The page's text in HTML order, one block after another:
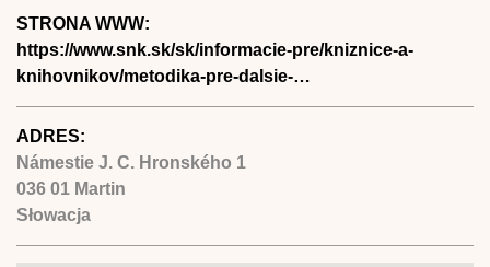
STRONA WWW:
https://www.snk.sk/sk/informacie-pre/kniznice-a-
knihovnikov/metodika-pre-dalsie-…
ADRES:
Námestie J. C. Hronského 1
036 01 Martin
Słowacja